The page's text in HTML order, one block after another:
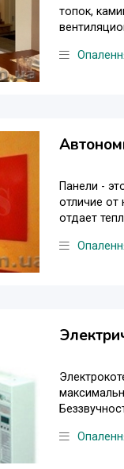
топок,
Панели -
отличие от
отдает